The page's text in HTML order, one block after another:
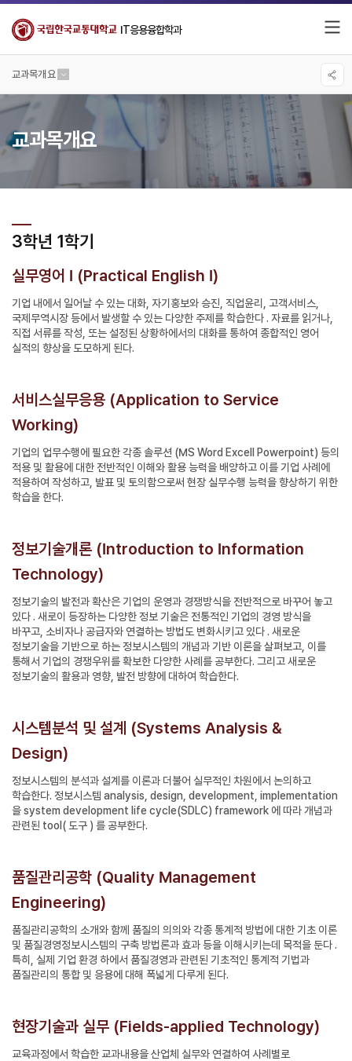
IT응용융합학과
교과목개요
교과목개요
3학년 1학기
실무영어 I (Practical English I)
기업 내에서 일어날 수 있는 대화, 자기홍보와 승진, 직업윤리, 고객서비스,
국제무역시장 등에서 발생할 수 있는 다양한 주제를 학습한다 . 자료를 읽거나,
직접 서류를 작성, 또는 설정된 상황하에서의 대화를 통하여 종합적인 영어
실적의 향상을 도모하게 된다.
서비스실무응용 (Application to Service
Working)
기업의 업무수행에 필요한 각종 솔루션 (MS Word Excell Powerpoint) 등의
적용 및 활용에 대한 전반적인 이해와 활용 능력을 배양하고 이를 기업 사례에
적용하여 작성하고, 발표 및 토의함으로써 현장 실무수행 능력을 향상하기 위한
학습을 한다.
정보기술개론 (Introduction to Information
Technology)
정보기술의 발전과 확산은 기업의 운영과 경쟁방식을 전반적으로 바꾸어 놓고
있다 . 새로이 등장하는 다양한 정보 기술은 전통적인 기업의 경영 방식을
바꾸고, 소비자나 공급자와 연결하는 방법도 변화시키고 있다 . 새로운
정보기술을 기반으로 하는 정보시스템의 개념과 기반 이론을 살펴보고, 이를
통해서 기업의 경쟁우위를 확보한 다양한 사례를 공부한다. 그리고 새로운
정보기술의 활용과 영향, 발전 방향에 대하여 학습한다.
시스템분석 및 설계 (Systems Analysis &
Design)
정보시스템의 분석과 설계를 이론과 더불어 실무적인 차원에서 논의하고
학습한다. 정보시스템 analysis, design, development, implementation
을 system development life cycle(SDLC) framework 에 따라 개념과
관련된 tool( 도구 ) 를 공부한다.
품질관리공학 (Quality Management
Engineering)
품질관리공학의 소개와 함께 품질의 의의와 각종 통계적 방법에 대한 기초 이론
및 품질경영정보시스템의 구축 방법론과 효과 등을 이해시키는데 목적을 둔다 .
특히, 실제 기업 환경 하에서 품질경영과 관련된 기초적인 통계적 기법과
품질관리의 통합 및 응용에 대해 폭넓게 다루게 된다.
현장기술과 실무 (Fields-applied Technology)
교육과정에서 학습한 교과내용을 산업체 실무와 연결하여 사례별로